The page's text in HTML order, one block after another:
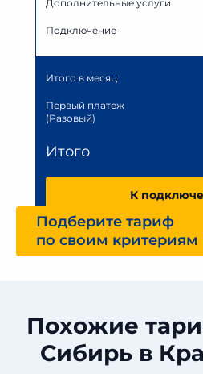
Дополнительные услуги
Подключение
Итого в месяц
Первый платеж
(Разовый)
Итого
К
Подберите тариф
по своим критериям
Похожие
Сибирь в